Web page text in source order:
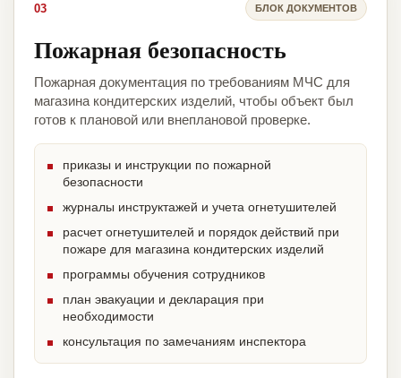
03 БЛОК ДОКУМЕНТОВ
Пожарная безопасность
Пожарная документация по требованиям МЧС для
магазина кондитерских изделий, чтобы объект был
готов к плановой или внеплановой проверке.
приказы и инструкции по пожарной
безопасности
журналы инструктажей и учета огнетушителей
расчет огнетушителей и порядок действий при
пожаре для магазина кондитерских изделий
программы обучения сотрудников
план эвакуации и декларация при
необходимости
консультация по замечаниям инспектора